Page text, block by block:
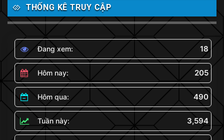
THỐNG KÊ TRUY CẬP
Đang xem: 18
Hôm nay: 205
Hôm qua: 490
Tuần này: 3,594